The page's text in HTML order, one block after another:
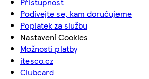
Podívejte se, kam doručujeme
Poplatek za službu
Nastavení Cookies
Možnosti platby
itesco.cz
Clubcard